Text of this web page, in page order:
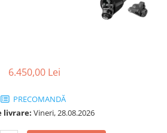
6.450,00 Lei
PRECOMANDĂ
livrare: Vineri, 28.08.2026